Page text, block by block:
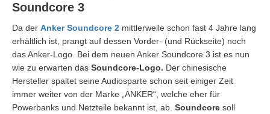
Soundcore 3
Da der Anker Soundcore 2 mittlerweile schon fast 4 Jahre lang
erhältlich ist, prangt auf dessen Vorder- (und Rückseite) noch
das Anker-Logo. Bei dem neuen Anker Soundcore 3 ist es nun
wie zu erwarten das Soundcore-Logo. Der chinesische
Hersteller spaltet seine Audiosparte schon seit einiger Zeit
immer weiter von der Marke „ANKER“, welche eher für
Powerbanks und Netzteile bekannt ist, ab. Soundcore soll